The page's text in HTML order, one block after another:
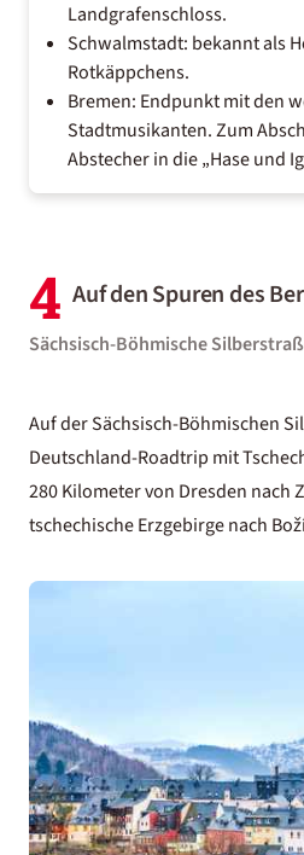
Landgrafenschloss.
Schwalmstadt: bekannt als
Rotkäppchens.
Bremen: Endpunkt mit den
Stadtmusikanten. Zum
Abstecher in die „Hase und
4 Auf den Spuren des
Sächsisch-Böhmische
Auf der Sächsisch-Böhmischen
Deutschland-Roadtrip mit
280 Kilometer von Dresden nach
tschechische Erzgebirge nach